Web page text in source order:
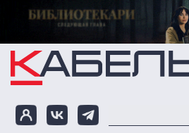
Перейти к основному содержанию